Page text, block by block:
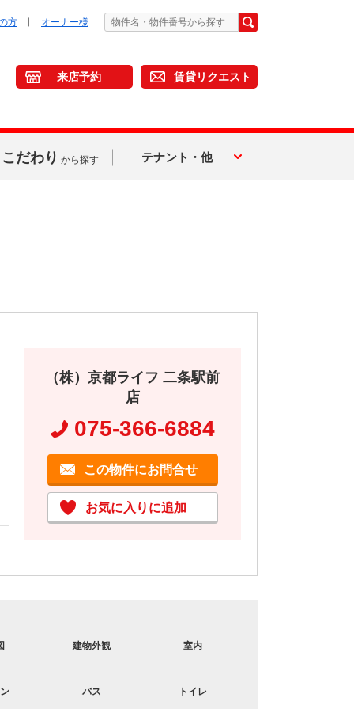
方 オーナー様
来店予約 賃貸リクエスト
こだわり から探す テナント・他
（株）京都ライフ 二条駅前
店
075-366-6884
この物件にお問合せ
お気に入りに追加
建物外観 室内
バス トイレ